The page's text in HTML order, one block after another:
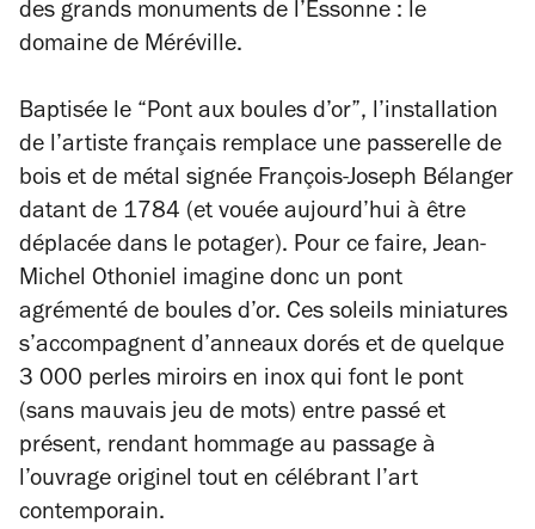
des grands monuments de l’Essonne : le
domaine de Méréville.
Baptisée le “Pont aux boules d’or”, l’installation
de l’artiste français remplace une passerelle de
bois et de métal signée François-Joseph Bélanger
datant de 1784 (et vouée aujourd’hui à être
déplacée dans le potager). Pour ce faire, Jean-
Michel Othoniel imagine donc un pont
agrémenté de boules d’or. Ces soleils miniatures
s’accompagnent d’anneaux dorés et de quelque
3 000 perles miroirs en inox qui font le pont
(sans mauvais jeu de mots) entre passé et
présent, rendant hommage au passage à
l’ouvrage originel tout en célébrant l’art
contemporain.